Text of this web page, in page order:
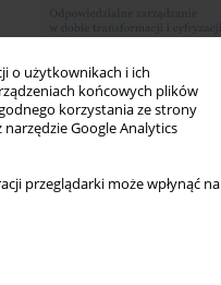
o użytkownikach i ich
końcowych plików
korzystania ze strony
Google Analytics
przeglądarki może wpłynąć na